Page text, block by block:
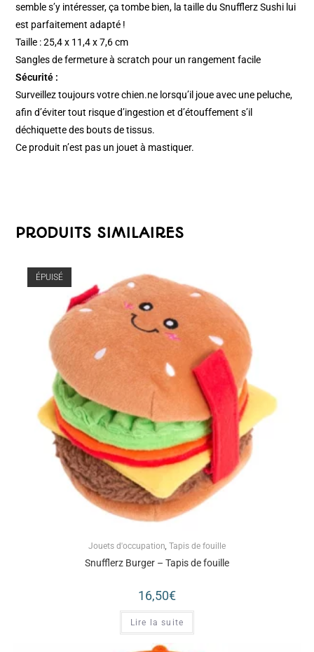
semble s’y intéresser, ça tombe bien, la taille du Snufflerz Sushi lui
est parfaitement adapté !
Taille : 25,4 x 11,4 x 7,6 cm
Sangles de fermeture à scratch pour un rangement facile
Sécurité :
Surveillez toujours votre chien.ne lorsqu’il joue avec une peluche,
afin d’éviter tout risque d’ingestion et d’étouffement s’il
déchiquette des bouts de tissus.
Ce produit n’est pas un jouet à mastiquer.
PRODUITS SIMILAIRES
ÉPUISÉ
Jouets d'occupation Tapis de fouille
Snufflerz Burger – Tapis de fouille
16,50€
Lire la suite